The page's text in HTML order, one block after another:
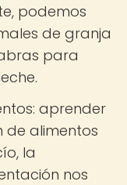
podemos
de granja
para
aprender
de alimentos
la
nos